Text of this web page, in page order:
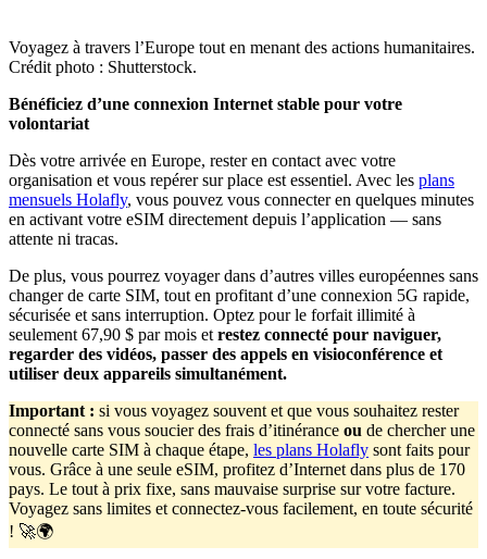
Voyagez à travers l’Europe tout en menant des actions humanitaires.
Crédit photo : Shutterstock.
Bénéficiez d’une connexion Internet stable pour votre
volontariat
Dès votre arrivée en Europe, rester en contact avec votre
organisation et vous repérer sur place est essentiel. Avec les plans
mensuels Holafly, vous pouvez vous connecter en quelques minutes
en activant votre eSIM directement depuis l’application — sans
attente ni tracas.
De plus, vous pourrez voyager dans d’autres villes européennes sans
changer de carte SIM, tout en profitant d’une connexion 5G rapide,
sécurisée et sans interruption. Optez pour le forfait illimité à
seulement 67,90 $ par mois et restez connecté pour naviguer,
regarder des vidéos, passer des appels en visioconférence et
utiliser deux appareils simultanément.
Important : si vous voyagez souvent et que vous souhaitez rester
connecté sans vous soucier des frais d’itinérance ou de chercher une
nouvelle carte SIM à chaque étape, les plans Holafly sont faits pour
vous. Grâce à une seule eSIM, profitez d’Internet dans plus de 170
pays. Le tout à prix fixe, sans mauvaise surprise sur votre facture.
Voyagez sans limites et connectez-vous facilement, en toute sécurité
! 🚀🌍